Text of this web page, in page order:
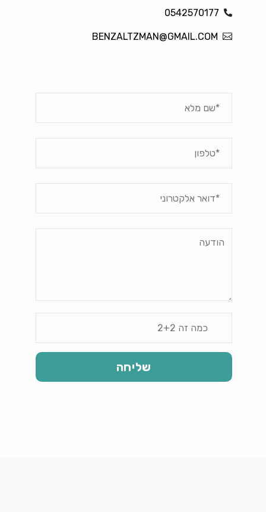
0542570177
BENZALTZMAN@GMAIL.COM